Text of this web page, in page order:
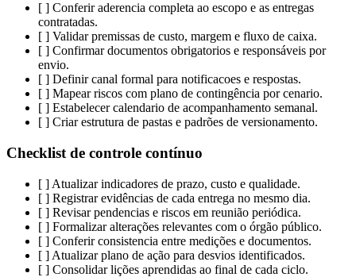
[ ] Conferir aderencia completa ao escopo e as entregas
contratadas.
[ ] Validar premissas de custo, margem e fluxo de caixa.
[ ] Confirmar documentos obrigatorios e responsáveis por
envio.
[ ] Definir canal formal para notificacoes e respostas.
[ ] Mapear riscos com plano de contingência por cenario.
[ ] Estabelecer calendario de acompanhamento semanal.
[ ] Criar estrutura de pastas e padrões de versionamento.
Checklist de controle contínuo
[ ] Atualizar indicadores de prazo, custo e qualidade.
[ ] Registrar evidências de cada entrega no mesmo dia.
[ ] Revisar pendencias e riscos em reunião periódica.
[ ] Formalizar alterações relevantes com o órgão público.
[ ] Conferir consistencia entre medições e documentos.
[ ] Atualizar plano de ação para desvios identificados.
[ ] Consolidar lições aprendidas ao final de cada ciclo.